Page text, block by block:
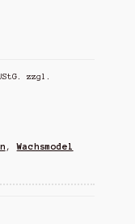
zzgl.
,Wachsmodel